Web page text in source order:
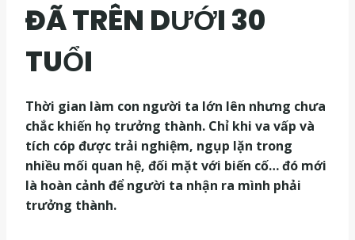
ĐÃ TRÊN DƯỚI 30
TUỔI
Thời gian làm con người ta lớn lên nhưng chưa
chắc khiến họ trưởng thành. Chỉ khi va vấp và
tích cóp được trải nghiệm, ngụp lặn trong
nhiều mối quan hệ, đối mặt với biến cố… đó mới
là hoàn cảnh để người ta nhận ra mình phải
trưởng thành.